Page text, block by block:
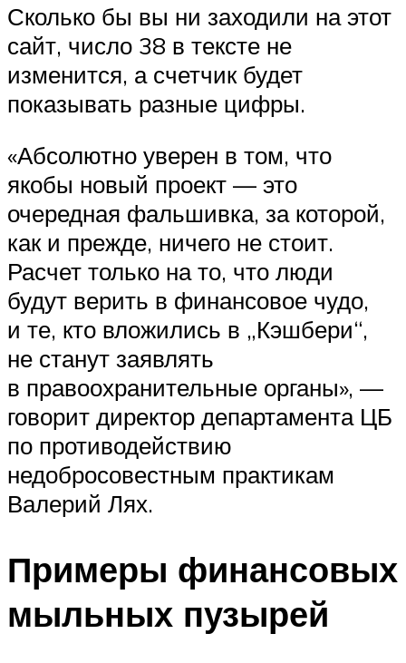
Сколько бы вы ни заходили на этот
сайт, число 38 в тексте не
изменится, а счетчик будет
показывать разные цифры.
«Абсолютно уверен в том, что
якобы новый проект — это
очередная фальшивка, за которой,
как и прежде, ничего не стоит.
Расчет только на то, что люди
будут верить в финансовое чудо,
и те, кто вложились в „Кэшбери“,
не станут заявлять
в правоохранительные органы», —
говорит директор департамента ЦБ
по противодействию
недобросовестным практикам
Валерий Лях.
Примеры финансовых
мыльных пузырей